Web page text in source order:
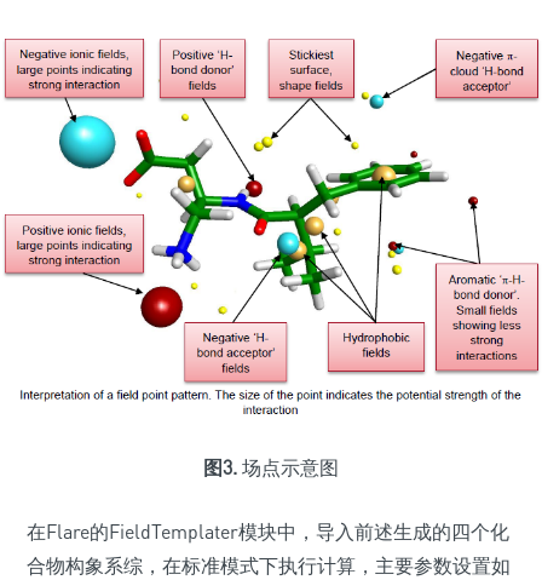
图3. 场点示意图
在Flare的FieldTemplater模块中，导入前述生成的四个化
合物构象系综，在标准模式下执行计算，主要参数设置如